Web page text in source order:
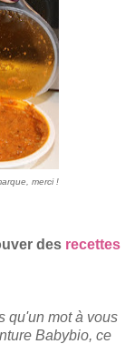
merci !
des recettes
qu'un mot à vous
Babybio, ce